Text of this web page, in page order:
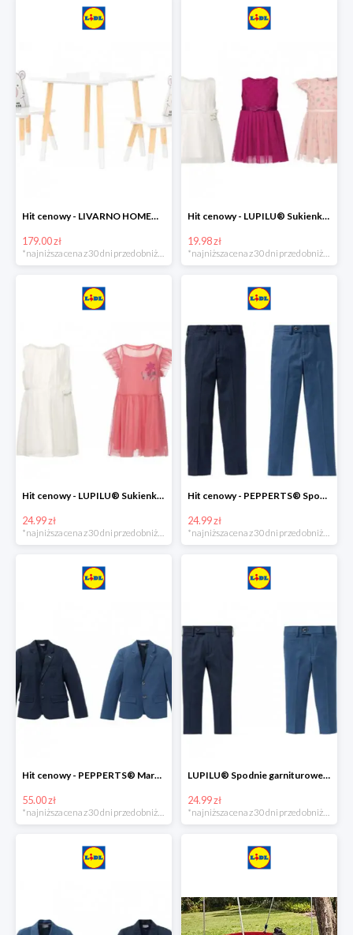
Hit cenowy - LIVARNO HOME® Stolik i 2 krzesełka dla dzieci
179.00 zł
Hit cenowy - LUPILU® Sukienka niemowlęca
19.98 zł
Hit cenowy - LUPILU® Sukienka dziewczęca
24.99 zł
Hit cenowy - PEPPERTS® Spodnie garniturowe młodzieżowe
24.99 zł
Hit cenowy - PEPPERTS® Marynarka młodzieżowa
55.00 zł
*najniższa cena z 30 dni przed obniżką
LUPILU® Spodnie garniturowe chłopięce
24.99 zł
*najniższa cena z 30 dni przed obniżką